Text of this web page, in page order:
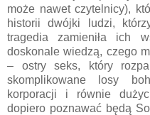
może nawet czytelnicy),
historii dwójki ludzi,
tragedia zamieniła ich
doskonale wiedzą, czego
– ostry seks, który
skomplikowane losy
korporacji i równie
dopiero poznawać będą